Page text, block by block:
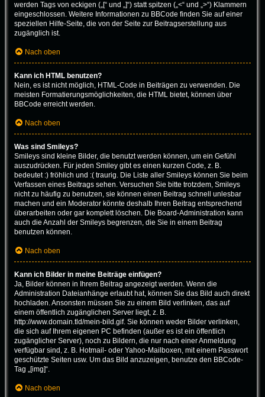
werden Tags von eckigen („[“ und „]“) statt spitzen („<“ und „>“) Klammern
eingeschlossen. Weitere Informationen zu BBCode finden Sie auf einer
speziellen Hilfe-Seite, die von der Seite zur Beitragserstellung aus
zugänglich ist.
Nach oben
Kann ich HTML benutzen?
Nein, es ist nicht möglich, HTML-Code in Beiträgen zu verwenden. Die
meisten Formatierungsmöglichkeiten, die HTML bietet, können über
BBCode erreicht werden.
Nach oben
Was sind Smileys?
Smileys sind kleine Bilder, die benutzt werden können, um ein Gefühl
auszudrücken. Für jeden Smiley gibt es einen kurzen Code, z. B.
bedeutet :) fröhlich und :( traurig. Die Liste aller Smileys können Sie beim
Verfassen eines Beitrags sehen. Versuchen Sie bitte trotzdem, Smileys
nicht zu häufig zu benutzen, sie können einen Beitrag schnell unlesbar
machen und ein Moderator könnte deshalb Ihren Beitrag entsprechend
überarbeiten oder gar komplett löschen. Die Board-Administration kann
auch die Anzahl der Smileys begrenzen, die Sie in einem Beitrag
benutzen können.
Nach oben
Kann ich Bilder in meine Beiträge einfügen?
Ja, Bilder können in Ihrem Beitrag angezeigt werden. Wenn die
Administration Dateianhänge erlaubt hat, können Sie das Bild auch direkt
hochladen. Ansonsten müssen Sie zu einem Bild verlinken, das auf
einem öffentlich zugänglichen Server liegt, z. B.
http://www.domain.tld/mein-bild.gif. Sie können weder Bilder verlinken,
die sich auf Ihrem eigenen PC befinden (außer es ist ein öffentlich
zugänglicher Server), noch zu Bildern, die nur nach einer Anmeldung
verfügbar sind, z. B. Hotmail- oder Yahoo-Mailboxen, mit einem Passwort
geschützte Seiten usw. Um das Bild anzuzeigen, benutze den BBCode-
Tag „[img]“.
Nach oben